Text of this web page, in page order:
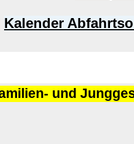
Kalender
und